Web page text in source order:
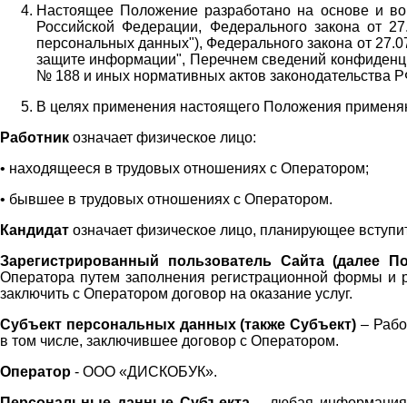
Настоящее Положение разработано на основе и во
Российской Федерации, Федерального закона
персональных данных"), Федерального закона от
защите информации", Перечнем сведений
№ 188 и иных нормативных актов законодательства
В целях применения настоящего Положения
Работник означает физическое лицо:
• находящееся в трудовых отношениях с Оператором;
• бывшее в трудовых отношениях с Оператором.
Кандидат означает физическое лицо, планирующее
Зарегистрированный пользователь Сайта (далее
Оператора путем заполнения регистрационной формы и
заключить с Оператором договор на оказание услуг.
Субъект персональных данных (также Субъект) –
в том числе, заключившее договор с Оператором.
Оператор - ООО «ДИСКОБУК».